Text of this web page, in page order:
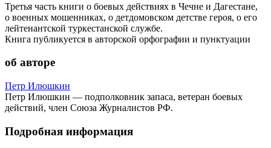
Третья часть книги о боевых действиях в Чечне и Дагестане,
о военных мошенниках, о детдомовском детстве героя, о его
лейтенантской туркестанской службе.
Книга публикуется в авторской орфографии и пунктуации
об авторе
Петр Илюшкин
Петр Илюшкин — подполковник запаса, ветеран боевых
действий, член Союза Журналистов РФ.
Подробная информация